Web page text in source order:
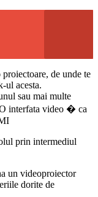
de unde te
ul acesta.
sau mai multe
interfata video � ca
prin intermediul
un videoproiector
dorite de